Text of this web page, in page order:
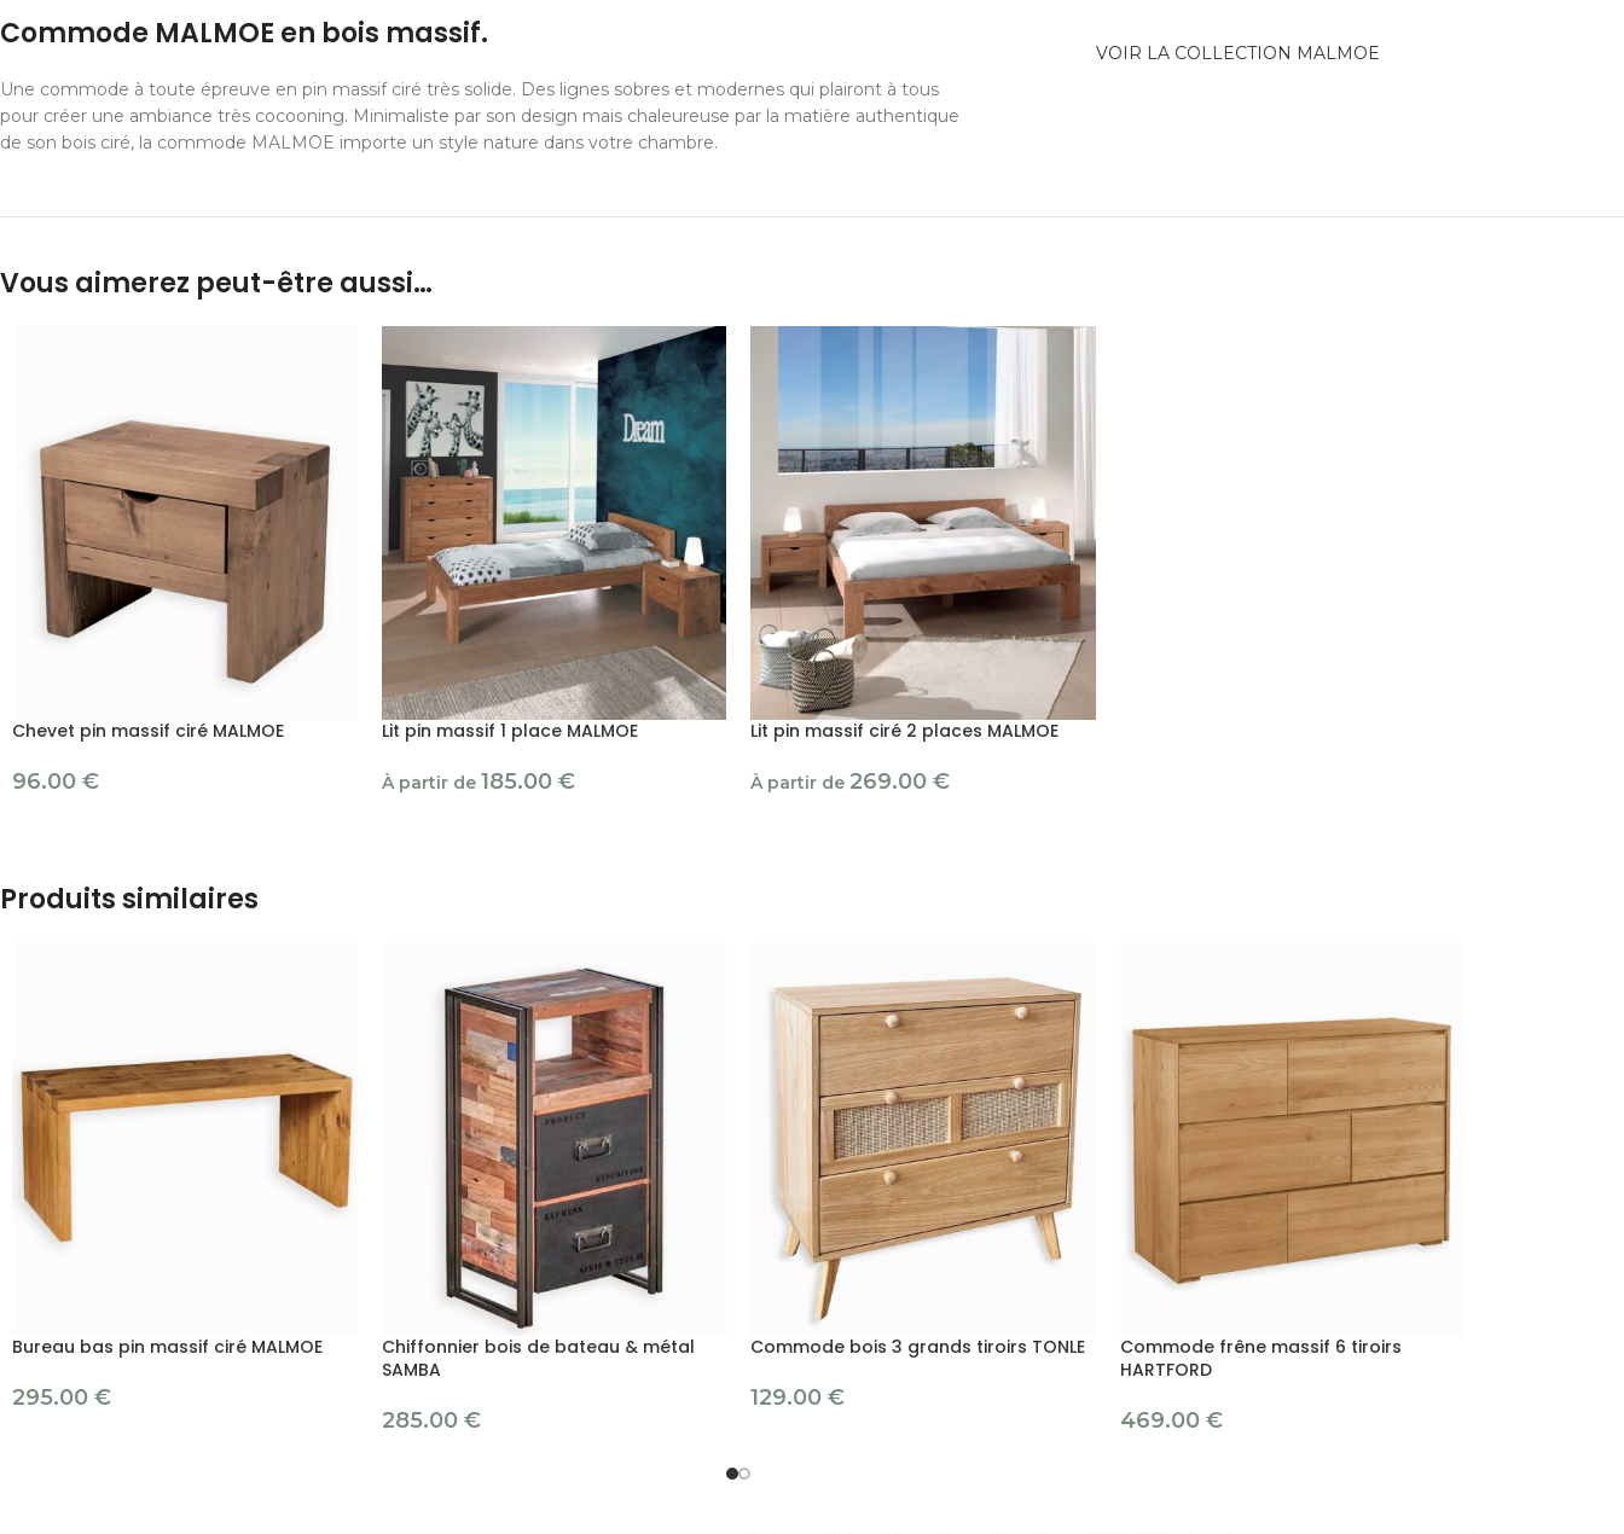
Commode MALMOE en bois massif.
Une commode à toute épreuve en pin massif ciré très solide. Des lignes sobres et modernes qui plairont à tous
pour créer une ambiance très cocooning. Minimaliste par son design mais chaleureuse par la matière authentique
de son bois ciré, la commode MALMOE importe un style nature dans votre chambre.
VOIR LA COLLECTION MALMOE
Vous aimerez peut-être aussi…
Chevet pin massif ciré MALMOE
96.00 €
Lit pin massif 1 place MALMOE
À partir de 185.00 €
Lit pin massif ciré 2 places MALMOE
À partir de 269.00 €
Produits similaires
Bureau bas pin massif ciré MALMOE
295.00 €
Chiffonnier bois de bateau & métal
SAMBA
285.00 €
Commode bois 3 grands tiroirs TONLE
129.00 €
Commode frêne massif 6 tiroirs
HARTFORD
469.00 €